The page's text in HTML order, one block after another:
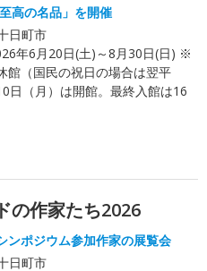
高の名品」を開催
日町市
年6月20日(土)～8月30日(日) ※
館（国民の祝日の場合は翌平
日（月）は開館。最終入館は16
の作家たち2026
ンポジウム参加作家の展覧会
日町市